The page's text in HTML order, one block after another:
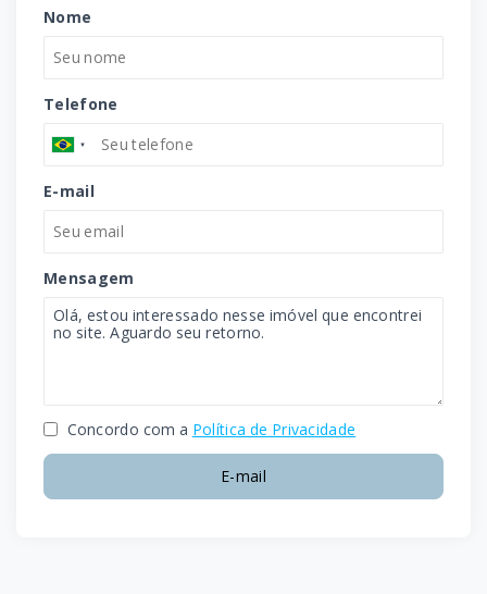
Nome
Telefone
E-mail
Mensagem
Concordo com a Política de Privacidade
E-mail